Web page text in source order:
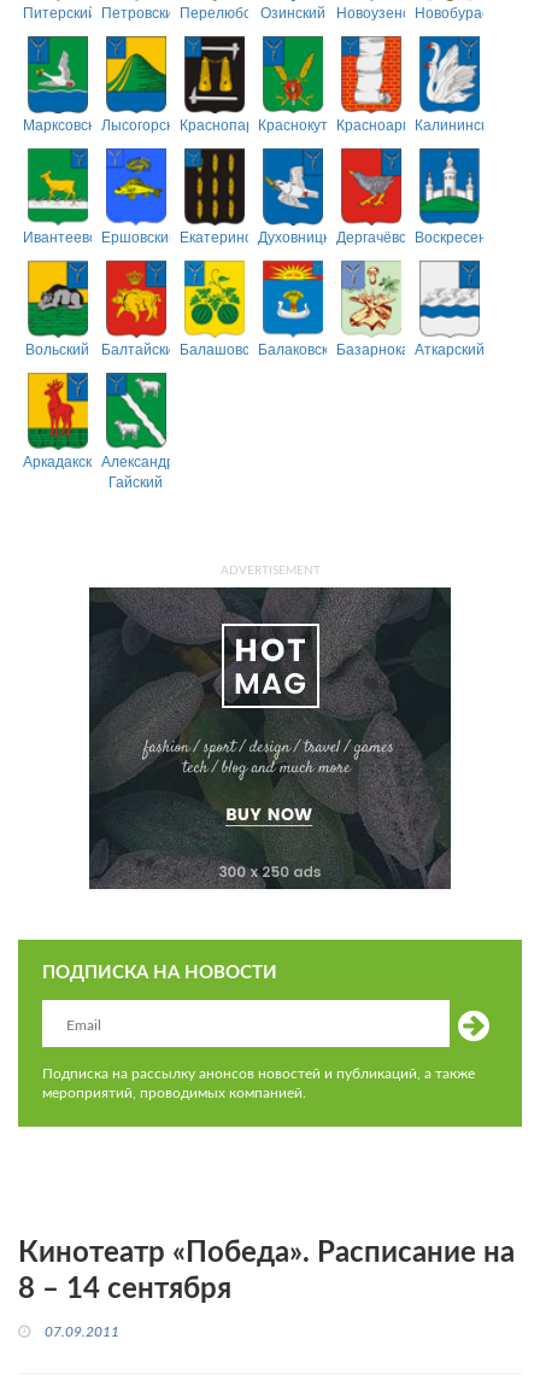
Питерский ПетровскийПерелюбскийОзинский НовоузенскийНовобурасский
МарксовскийЛысогорскийКраснопартизанский
КраснокутскийКрасноармейский
Калининский
ИвантеевскийЕршовский ЕкатериновскийДуховницкийДергачёвскийВоскресенский
Вольский БалтайскийБалашовскийБалаковскийБазарнокарабулакский
Аткарский
АркадакскийАлександрово-
Гайский
ADVERTISEMENT
ПОДПИСКА НА НОВОСТИ
Подписка на рассылку анонсов новостей и публикаций, а также
мероприятий, проводимых компанией.
Кинотеатр «Победа». Расписание на
8 – 14 сентября
07.09.2011